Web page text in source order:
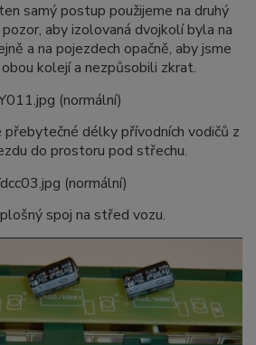
samý postup použijeme na druhý
aby izolovaná dvojkolí byla na
a na pojezdech opačně, aby jsme
kolejí a nezpůsobili zkrat.
délky přívodních vodičů z
do prostoru pod střechu.
spoj na střed vozu.